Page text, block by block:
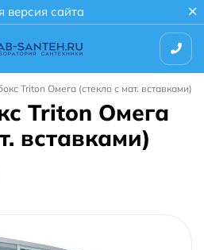
версия сайта
Triton Омега (стекло с мат. вставками)
Triton Омега
вставками)